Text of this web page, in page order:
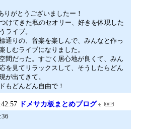
りがとうございましたー！
けてきた私のセオリー、好きを体現した
ライブ。
通りの、音楽を楽しんで、みんなと作っ
しむライブになりました。
間だった。すごく居心地が良くて、みん
を見てリラックスして、そうしたらどん
が出てきて。
もどんどん自由で！
ドメサカ板まとめブログ